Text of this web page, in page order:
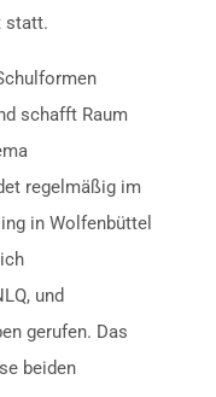
statt.
schafft Raum
regelmäßig im
in Wolfenbüttel
und
gerufen. Das
beiden